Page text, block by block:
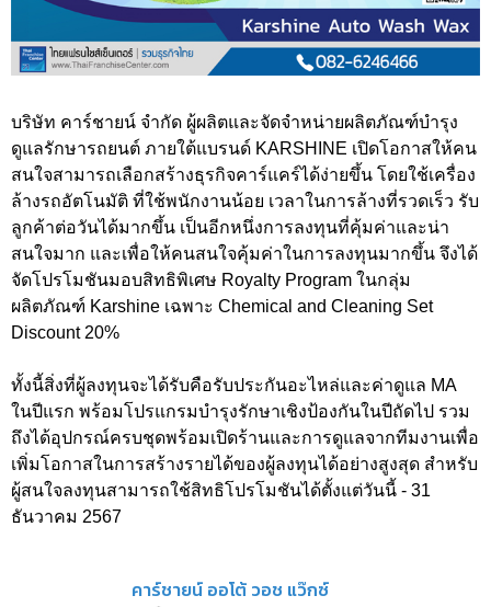
บริษัท คาร์ชายน์ จำกัด ผู้ผลิตและจัดจำหน่ายผลิตภัณฑ์บำรุง
ดูแลรักษารถยนต์ ภายใต้แบรนด์ KARSHINE เปิดโอกาสให้คน
สนใจสามารถเลือกสร้างธุรกิจคาร์แคร์ได้ง่ายขึ้น โดยใช้เครื่อง
ล้างรถอัตโนมัติ ที่ใช้พนักงานน้อย เวลาในการล้างที่รวดเร็ว รับ
ลูกค้าต่อวันได้มากขึ้น เป็นอีกหนึ่งการลงทุนที่คุ้มค่าและน่า
สนใจมาก และเพื่อให้คนสนใจคุ้มค่าในการลงทุนมากขึ้น จึงได้
จัดโปรโมชันมอบสิทธิพิเศษ Royalty Program ในกลุ่ม
ผลิตภัณฑ์ Karshine เฉพาะ Chemical and Cleaning Set
Discount 20%
ทั้งนี้สิ่งที่ผู้ลงทุนจะได้รับคือรับประกันอะไหล่และค่าดูแล MA
ในปีแรก พร้อมโปรแกรมบำรุงรักษาเชิงป้องกันในปีถัดไป รวม
ถึงได้อุปกรณ์ครบชุดพร้อมเปิดร้านและการดูแลจากทีมงานเพื่อ
เพิ่มโอกาสในการสร้างรายได้ของผู้ลงทุนได้อย่างสูงสุด สำหรับ
ผู้สนใจลงทุนสามารถใช้สิทธิโปรโมชันได้ตั้งแต่วันนี้ - 31
ธันวาคม 2567
คาร์ชายน์ ออโต้ วอช แว๊กซ์